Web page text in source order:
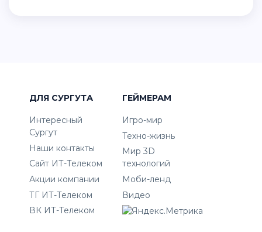
ДЛЯ СУРГУТА
Интересный
Сургут
Наши контакты
Сайт ИТ-Телеком
Акции компании
ТГ ИТ-Телеком
ВК ИТ-Телеком
ГЕЙМЕРАМ
Игро-мир
Техно-жизнь
Мир 3D
технологий
Моби-ленд
Видео